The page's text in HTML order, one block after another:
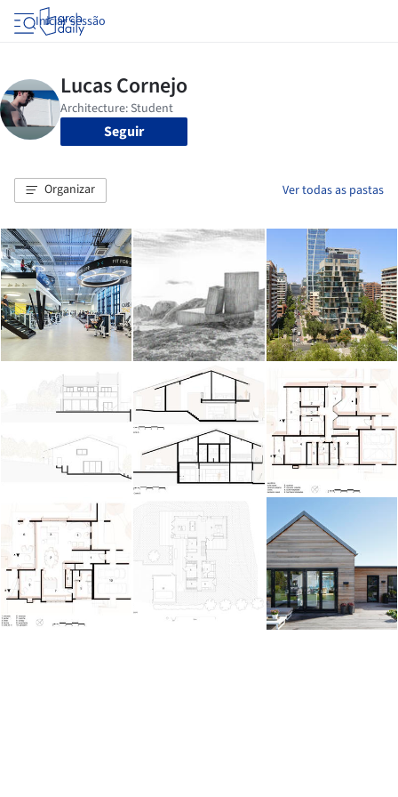
Iniciar sessão
Seguir
Organizar Ver todas as pastas